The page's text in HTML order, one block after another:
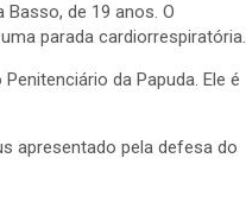
de 19 anos. O
parada cardiorrespiratória.
da Papuda. Ele é
apresentado pela defesa do